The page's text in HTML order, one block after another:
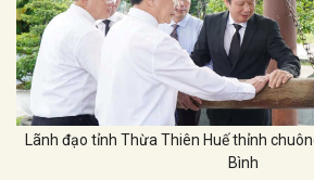
Lãnh đạo tỉnh Thừa Thiên Huế thỉnh
Bình